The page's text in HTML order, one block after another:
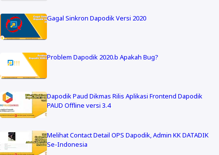
Gagal Sinkron Dapodik Versi 2020
Problem Dapodik 2020.b Apakah Bug?
Dapodik Paud Dikmas Rilis Aplikasi Frontend Dapodik
PAUD Offline versi 3.4
Melihat Contact Detail OPS Dapodik, Admin KK DATADIK
Se-Indonesia